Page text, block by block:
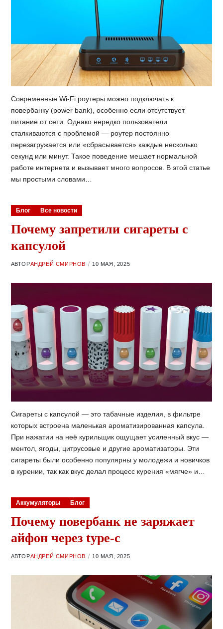
Современные Wi-Fi роутеры можно подключать к
повербанку (power bank), особенно если отсутствует
питание от сети. Однако нередко пользователи
сталкиваются с проблемой — роутер постоянно
перезагружается или «сбрасывается» каждые несколько
секунд или минут. Такое поведение мешает нормальной
работе интернета и вызывает много вопросов. В этой статье
мы простыми словами…
Блог Все новости
Почему запретили сигареты с
капсулой
АВТОРАНДРЕЙ СМИРНОВ 10 МАЯ, 2025
Сигареты с капсулой — это табачные изделия, в фильтре
которых встроена маленькая ароматизированная капсула.
При нажатии на неё курильщик ощущает усиленный вкус —
ментол, ягоды, цитрусовые и другие ароматизаторы. Эти
сигареты были особенно популярны у молодежи и новичков
в курении, так как вкус делал процесс курения «мягче» и…
Аккумуляторы Блог
Почему повербанк не заряжает
айфон через type-c
АВТОРАНДРЕЙ СМИРНОВ 10 МАЯ, 2025